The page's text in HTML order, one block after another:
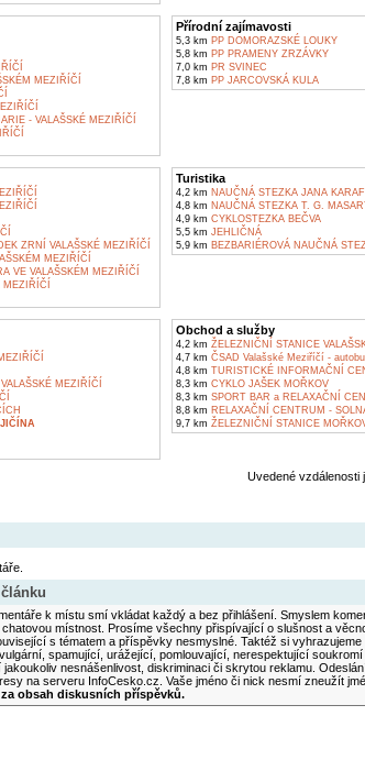
MEZIŘÍČÍ
- VALAŠSKÉ MEZIŘÍČÍ
Přírodní zajímavosti
5,3 km PP DOMORAZSKÉ LOUKY
5,8 km PP PRAMENY ZRZÁVKY
7,0 km PR SVINEC
7,8 km PP JARCOVSKÁ KULA
ZRNÍ VALAŠSKÉ MEZIŘÍČÍ
MEZIŘÍČÍ
VE VALAŠSKÉM MEZIŘÍČÍ
Turistika
4,2 km NAUČNÁ STEZKA JANA
4,8 km NAUČNÁ STEZKA T. G.
4,9 km CYKLOSTEZKA BEČVA
5,5 km JEHLIČNÁ
5,9 km BEZBARIÉROVÁ NAUČNÁ
MEZIŘÍČÍ
Obchod a služby
4,2 km ŽELEZNIČNÍ STANICE
4,7 km ČSAD Valašské Meziříčí -
4,8 km TURISTICKÉ INFORMAČNÍ
8,3 km CYKLO JAŠEK MOŘKOV
8,3 km SPORT BAR a RELAXAČNÍ
8,8 km RELAXAČNÍ CENTRUM -
9,7 km ŽELEZNIČNÍ STANICE
Uvedené vzdálenosti
k místu smí vkládat každý a bez přihlášení. Smyslem
místnost. Prosíme všechny přispívající o slušnost a
s tématem a příspěvky nesmyslné. Taktéž si
spamující, urážející, pomlouvající, nerespektující
nesnášenlivost, diskriminaci či skrytou reklamu.
na serveru InfoCesko.cz. Vaše jméno či nick nesmí zneužít
obsah diskusních příspěvků.